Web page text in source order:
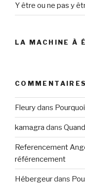
Y être ou ne pas y
LA MACHINE À
COMMENTAIRES
Fleurydans
kamagra dans
Referencement
référencement
Hébergeurdans